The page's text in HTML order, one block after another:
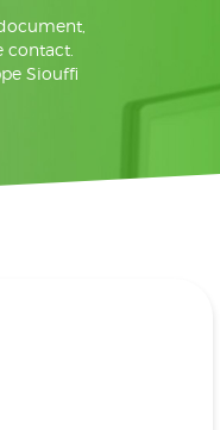
contact.
Siouffi